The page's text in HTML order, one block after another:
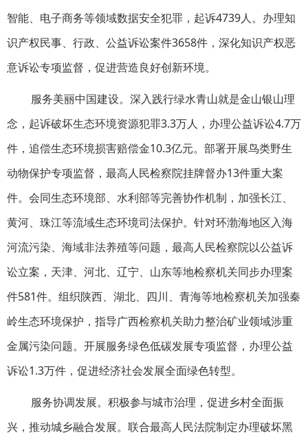
智能、电子商务等领域数据安全犯罪，起诉4739人。办理知
识产权民事、行政、公益诉讼案件3658件，深化知识产权恶
意诉讼专项监督，促进营造良好创新环境。
服务美丽中国建设。深入践行绿水青山就是金山银山理
念，起诉破坏生态环境资源犯罪3.3万人，办理公益诉讼4.7万
件，追偿生态环境损害赔偿金10.3亿元。部署开展鸟类野生
动物保护专项监督，最高人民检察院挂牌督办13件重大案
件。会同生态环境部、水利部等完善协作机制，加强长江、
黄河、珠江等流域生态环境司法保护。针对环渤海地区入海
河流污染、海域非法养殖等问题，最高人民检察院以公益诉
讼立案，天津、河北、辽宁、山东等地检察机关同步办理案
件581件。组织陕西、湖北、四川、青海等地检察机关加强秦
岭生态环境保护，指导广西检察机关助力整治矿业领域涉重
金属污染问题。开展服务绿色低碳发展专项监督，办理公益
诉讼1.3万件，促进经济社会发展全面绿色转型。
服务协调发展。积极参与城市治理，促进乡村全面振
兴，推动城乡融合发展。联合最高人民法院制定办理破坏黑